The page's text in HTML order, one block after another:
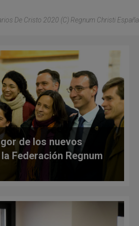
De Cristo 2020 (C) Regnum Christi España
de los nuevos
Federación Regnum